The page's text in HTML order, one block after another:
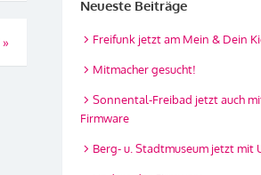
»
Neueste Beiträge
Freifunk jetzt am Mein & Dein
Mitmacher gesucht!
Sonnental-Freibad jetzt auch
Firmware
Berg- u. Stadtmuseum jetzt mit